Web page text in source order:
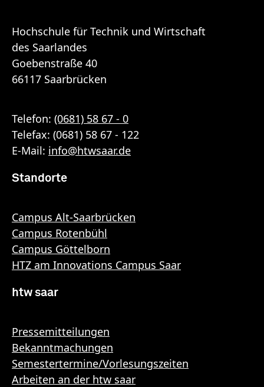
Hochschule für Technik und Wirtschaft
des Saarlandes
Goebenstraße 40
66117 Saarbrücken
Telefon: (0681) 58 67 - 0
Telefax: (0681) 58 67 - 122
E-Mail: info@htwsaar.de
Standorte
Campus Alt-Saarbrücken
Campus Rotenbühl
Campus Göttelborn
HTZ am Innovations Campus Saar
htw saar
Pressemitteilungen
Bekanntmachungen
Semestertermine/Vorlesungszeiten
Arbeiten an der htw saar